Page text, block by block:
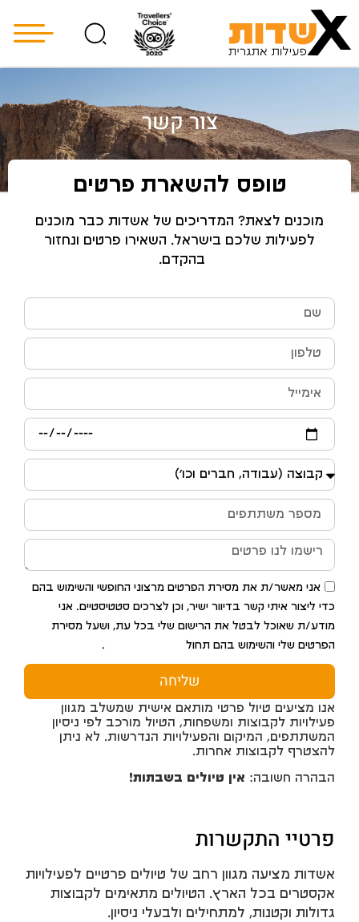
צור קשר
פרטיי התקשרות
אשדות מציעה מגוון רחב של טיולים פרטיים לפעילויות
אקסטרים בכל הארץ. הטיולים מתאימים לקבוצות
גדולות וקטנות, למתחילים ולבעלי ניסיון.
טופס להשארת פרטים
מוכנים לצאת? המדריכים של אשדות כבר מוכנים
לפעילות שלכם בישראל. השאירו פרטים ונחזור
בהקדם.
אני מאשר/ת את מסירת הפרטים מרצוני החופשי והשימוש בהם
כדי ליצור איתי קשר בדיוור ישיר, וכן לצרכים סטטיסטיים. אני
מודע/ת שאוכל לבטל את הרישום שלי בכל עת, ושעל מסירת
הפרטים שלי והשימוש בהם תחול
.
שליחה
אנו מציעים טיול פרטי מותאם אישית שמשלב מגוון
פעילויות לקבוצות ומשפחות, הטיול מורכב לפי ניסיון
המשתתפים, המיקום והפעילויות הנדרשות. לא ניתן
להצטרף לקבוצות אחרות.
הבהרה חשובה: אין טיולים בשבתות!